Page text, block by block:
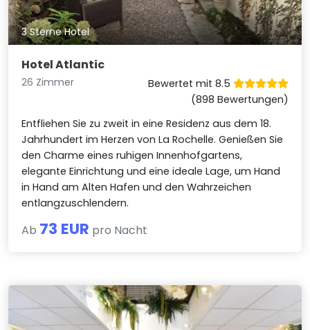
3 Sterne Hotel
Hotel Atlantic
26 Zimmer
Bewertet mit 8.5
(898 Bewertungen)
Entfliehen Sie zu zweit in eine Residenz aus dem 18.
Jahrhundert im Herzen von La Rochelle. Genießen Sie
den Charme eines ruhigen Innenhofgartens,
elegante Einrichtung und eine ideale Lage, um Hand
in Hand am Alten Hafen und den Wahrzeichen
entlangzuschlendern.
Ab 73 EUR pro Nacht